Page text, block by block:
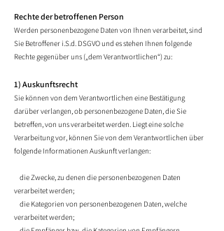
Rechte der betroffenen Person
Werden personenbezogene Daten von Ihnen verarbeitet, sind
Sie Betroffener i.S.d. DSGVO und es stehen Ihnen folgende
Rechte gegenüber uns („dem Verantwortlichen“) zu:
1) Auskunftsrecht
Sie können von dem Verantwortlichen eine Bestätigung
darüber verlangen, ob personenbezogene Daten, die Sie
betreffen, von uns verarbeitet werden. Liegt eine solche
Verarbeitung vor, können Sie von dem Verantwortlichen über
folgende Informationen Auskunft verlangen:
die Zwecke, zu denen die personenbezogenen Daten
verarbeitet werden;
die Kategorien von personenbezogenen Daten, welche
verarbeitet werden;